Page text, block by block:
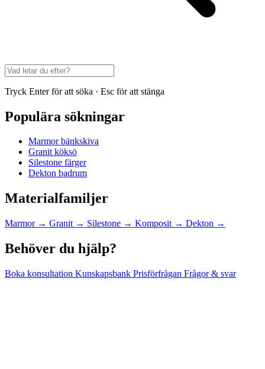
Tryck Enter för att söka · Esc för att stänga
Populära sökningar
Marmor bänkskiva
Granit köksö
Silestone färger
Dekton badrum
Materialfamiljer
Marmor → Granit → Silestone → Komposit → Dekton →
Behöver du hjälp?
Boka konsultation Kunskapsbank Prisförfrågan Frågor & svar